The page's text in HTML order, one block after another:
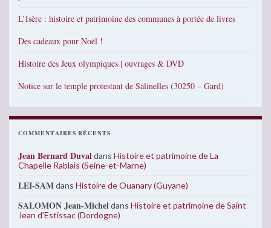
L’Isère : histoire et patrimoine des communes à portée de livres
Des cadeaux pour Noël !
Histoire des Jeux olympiques | ouvrages & DVD
Notice sur le temple protestant de Salinelles (30250 – Gard)
COMMENTAIRES RÉCENTS
Jean Bernard Duvaldans Histoire et patrimoine de La
Chapelle Rablais (Seine-et-Marne)
LEI-SAMdans Histoire de Ouanary (Guyane)
SALOMON Jean-Micheldans Histoire et patrimoine de Saint
Jean d’Estissac (Dordogne)